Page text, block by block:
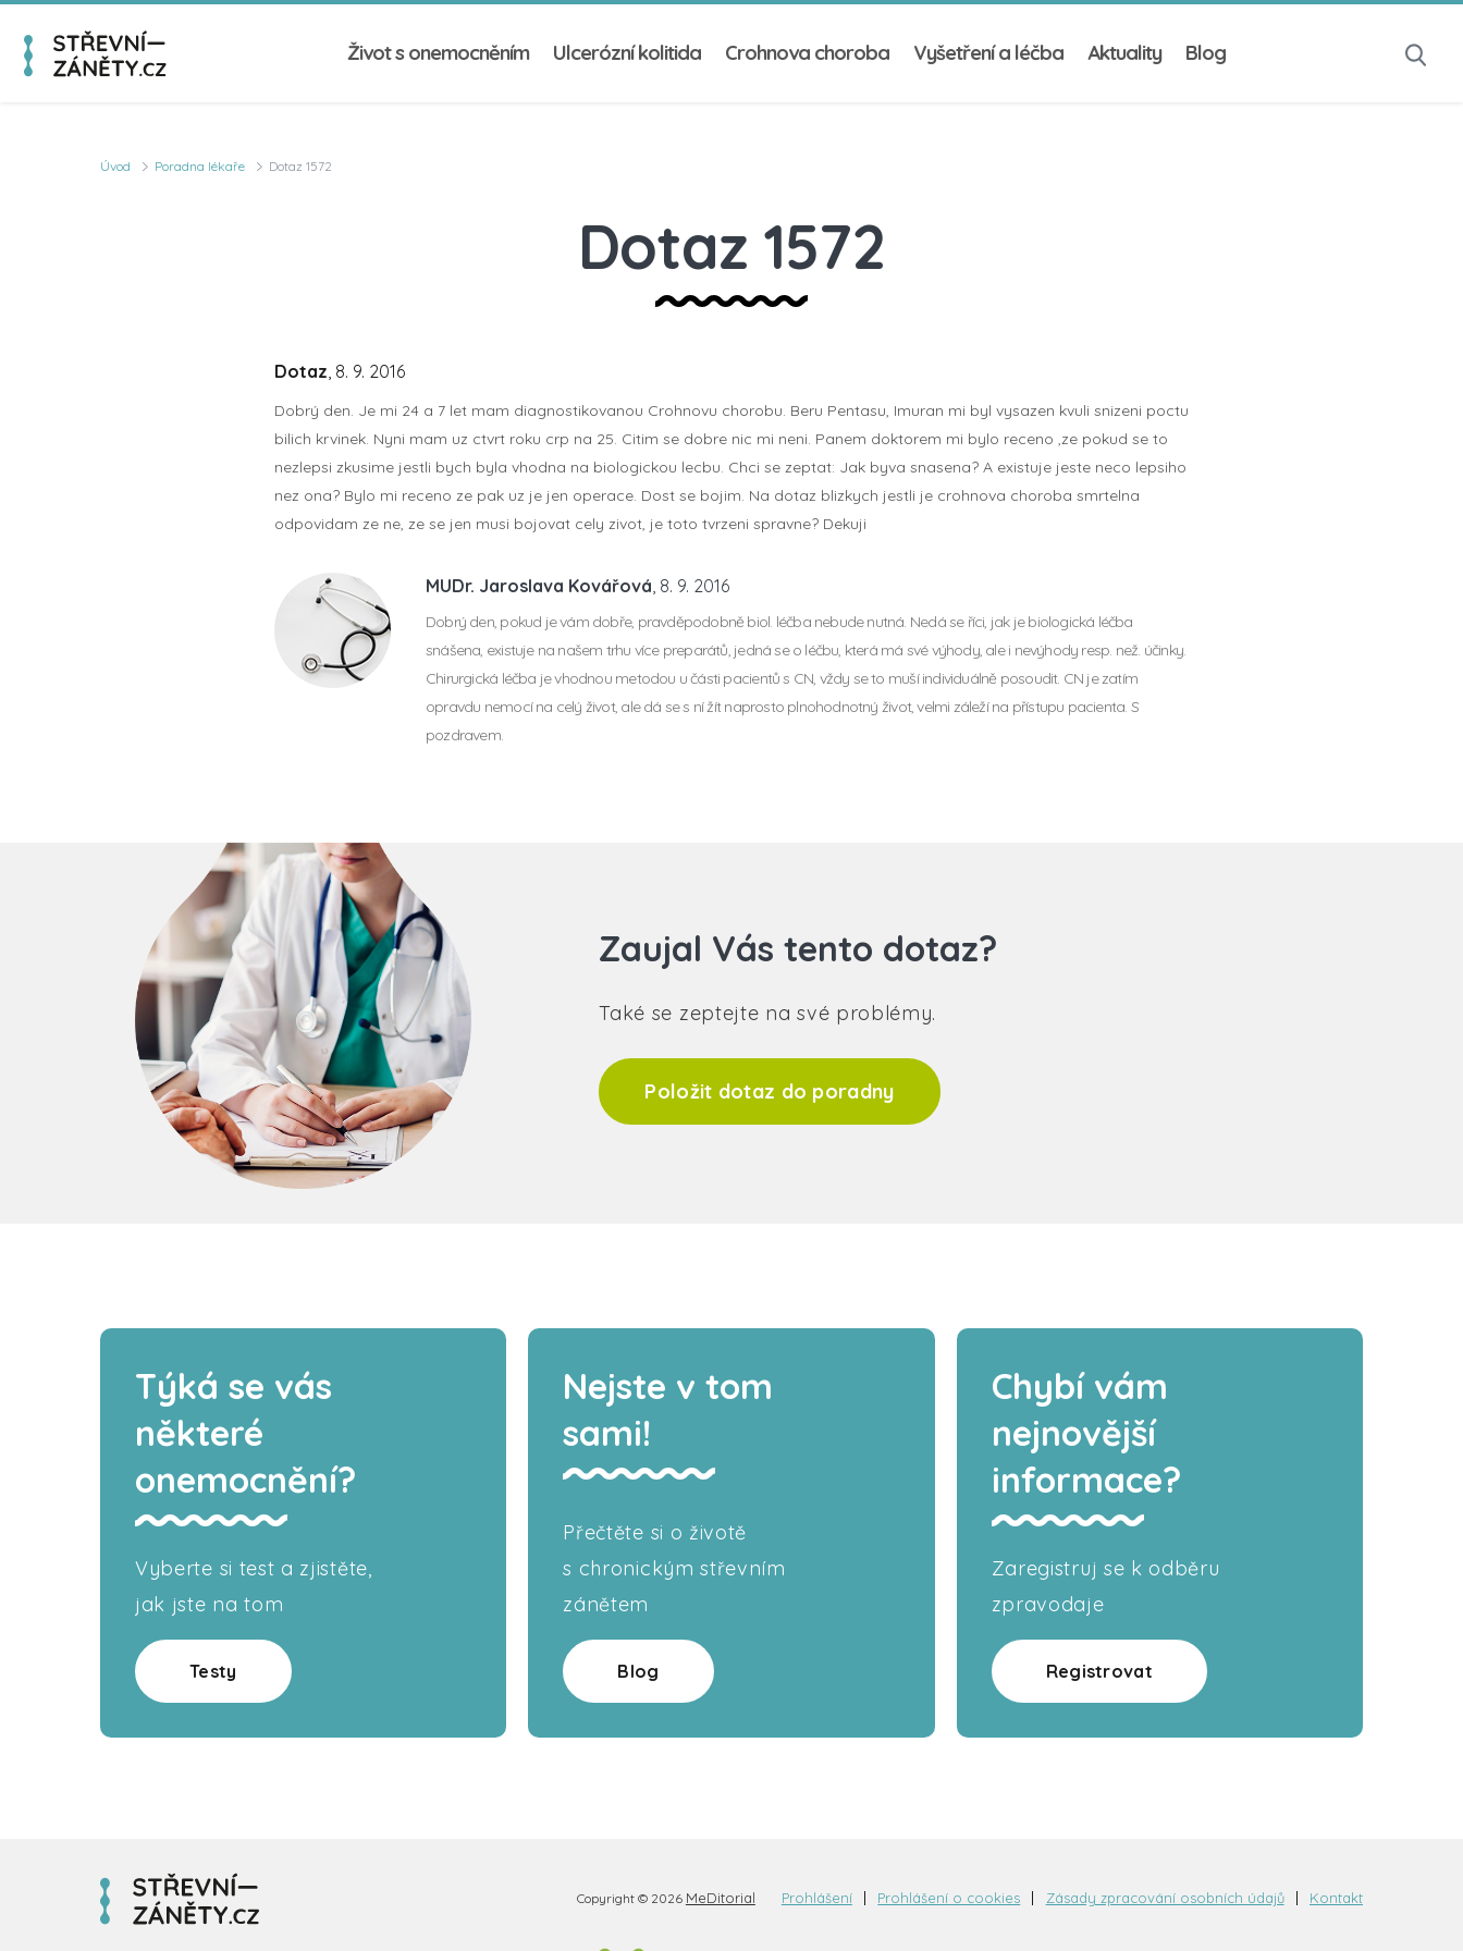
Život s onemocněním Ulcerózní kolitida Crohnova choroba Vyšetření a léčba Aktuality Blog
Úvod Poradna lékaře Dotaz 1572
Dotaz 1572
Dotaz, 8. 9. 2016
Dobrý den. Je mi 24 a 7 let mam diagnostikovanou Crohnovu chorobu. Beru Pentasu, Imuran mi byl vysazen kvuli snizeni poctu
bilich krvinek. Nyni mam uz ctvrt roku crp na 25. Citim se dobre nic mi neni. Panem doktorem mi bylo receno ,ze pokud se to
nezlepsi zkusime jestli bych byla vhodna na biologickou lecbu. Chci se zeptat: Jak byva snasena? A existuje jeste neco lepsiho
nez ona? Bylo mi receno ze pak uz je jen operace. Dost se bojim. Na dotaz blizkych jestli je crohnova choroba smrtelna
odpovidam ze ne, ze se jen musi bojovat cely zivot, je toto tvrzeni spravne? Dekuji
MUDr. Jaroslava Kovářová , 8. 9. 2016
Dobrý den, pokud je vám dobře, pravděpodobně biol. léčba nebude nutná. Nedá se říci, jak je biologická léčba
snášena, existuje na našem trhu více preparátů, jedná se o léčbu, která má své výhody, ale i nevýhody resp. než. účinky.
Chirurgická léčba je vhodnou metodou u části pacientů s CN, vždy se to muší individuálně posoudit. CN je zatím
opravdu nemocí na celý život, ale dá se s ní žít naprosto plnohodnotný život, velmi záleží na přístupu pacienta. S
pozdravem.
Zaujal Vás tento dotaz?
Také se zeptejte na své problémy.
Položit dotaz do poradny
Týká se vás
některé
onemocnění?
Vyberte si test a zjistěte,
jak jste na tom
Testy
Nejste v tom
sami!
Přečtěte si o životě
s chronickým střevním
zánětem
Blog
Chybí vám
nejnovější
informace?
Zaregistruj se k odběru
zpravodaje
Registrovat
Copyright © 2026 MeDitorial Prohlášení Prohlášení o cookies Zásady zpracování osobních údajů Kontakt